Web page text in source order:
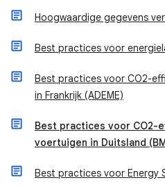
Hoogwaardige gegevens
Best practices voor
Best practices voor CO2-
in Frankrijk (ADEME)
Best practices voor CO2-
voertuigen in Duitsland
Best practices voor Energy